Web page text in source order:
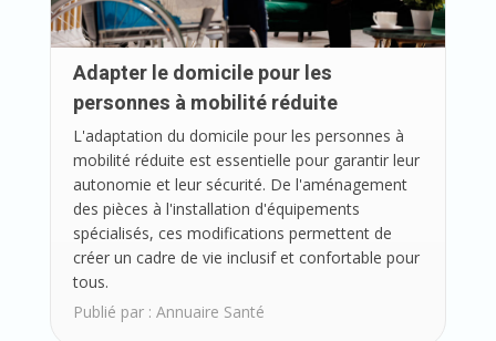
Adapter le domicile pour les
personnes à mobilité réduite
L'adaptation du domicile pour les personnes à
mobilité réduite est essentielle pour garantir leur
autonomie et leur sécurité. De l'aménagement
des pièces à l'installation d'équipements
spécialisés, ces modifications permettent de
créer un cadre de vie inclusif et confortable pour
tous.
Publié par : Annuaire Santé